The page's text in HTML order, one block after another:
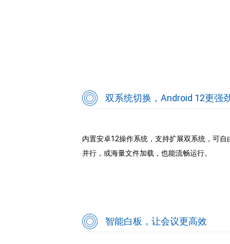
双系统切换，Android 12更强
内置安卓12操作系统，支持扩展双系统，可
并行，或海量文件加载，也能流畅运行。
智能白板，让会议更高效